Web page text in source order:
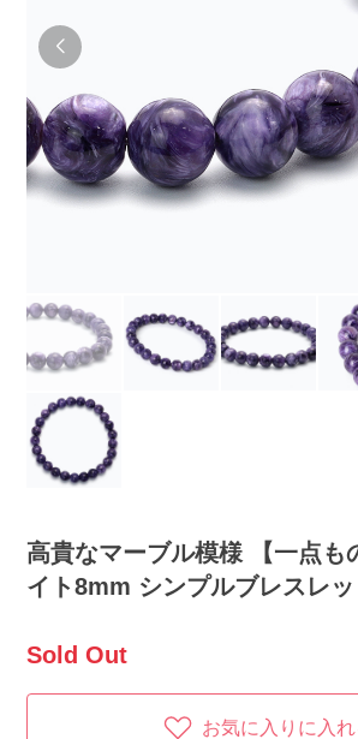
高貴なマーブル模様 【一点も
イト8mm シンプルブレスレッ
Sold Out
お気に入りに入れ